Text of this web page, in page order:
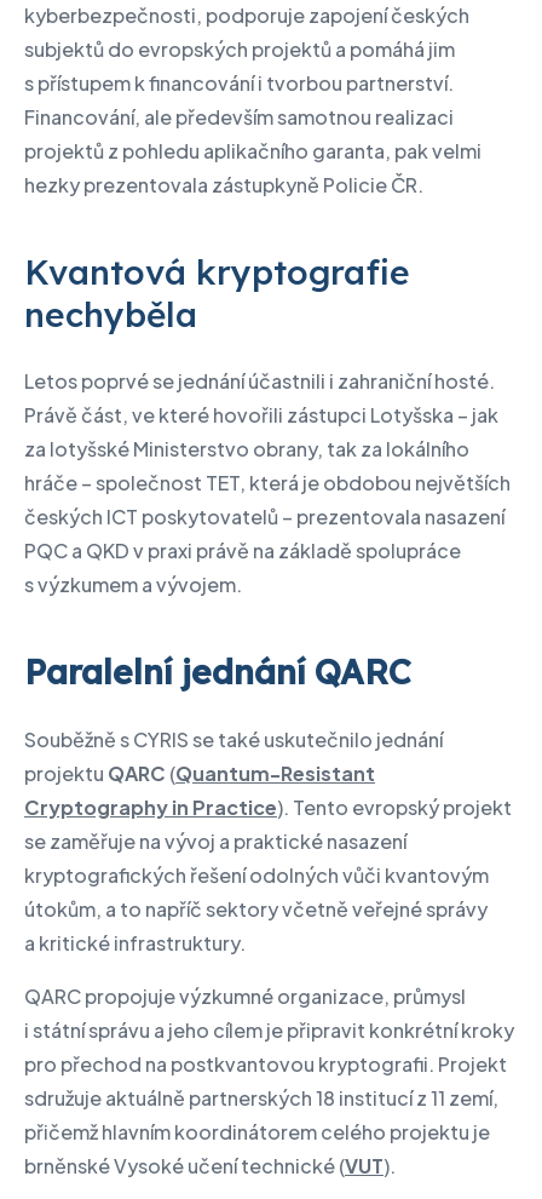
kyberbezpečnosti, podporuje zapojení českých
subjektů do evropských projektů a pomáhá jim
s přístupem k financování i tvorbou partnerství.
Financování, ale především samotnou realizaci
projektů z pohledu aplikačního garanta, pak velmi
hezky prezentovala zástupkyně Policie ČR.
Kvantová kryptografie
nechyběla
Letos poprvé se jednání účastnili i zahraniční hosté.
Právě část, ve které hovořili zástupci Lotyšska – jak
za lotyšské Ministerstvo obrany, tak za lokálního
hráče – společnost TET, která je obdobou největších
českých ICT poskytovatelů – prezentovala nasazení
PQC a QKD v praxi právě na základě spolupráce
s výzkumem a vývojem.
Paralelní jednání QARC
Souběžně s CYRIS se také uskutečnilo jednání
projektu QARC (Quantum-Resistant
Cryptography in Practice). Tento evropský projekt
se zaměřuje na vývoj a praktické nasazení
kryptografických řešení odolných vůči kvantovým
útokům, a to napříč sektory včetně veřejné správy
a kritické infrastruktury.
QARC propojuje výzkumné organizace, průmysl
i státní správu a jeho cílem je připravit konkrétní kroky
pro přechod na postkvantovou kryptografii. Projekt
sdružuje aktuálně partnerských 18 institucí z 11 zemí,
přičemž hlavním koordinátorem celého projektu je
brněnské Vysoké učení technické (VUT).